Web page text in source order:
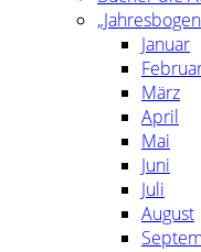
Januar
März
April
Mai
Juni
Juli
August